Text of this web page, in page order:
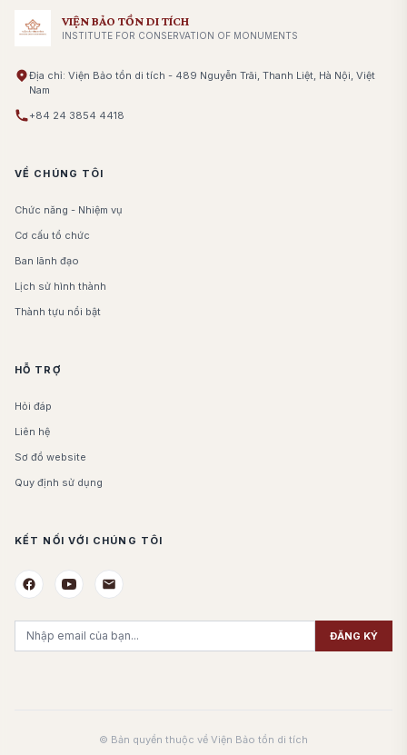
VIỆN BẢO TỒN DI TÍCH
INSTITUTE FOR CONSERVATION OF MONUMENTS
Địa chỉ: Viện Bảo tồn di tích - 489 Nguyễn Trãi, Thanh Liệt, Hà Nội, Việt
Nam
+84 24 3854 4418
VỀ CHÚNG TÔI
Chức năng - Nhiệm vụ
Cơ cấu tổ chức
Ban lãnh đạo
Lịch sử hình thành
Thành tựu nổi bật
HỖ TRỢ
Hỏi đáp
Liên hệ
Sơ đồ website
Quy định sử dụng
KẾT NỐI VỚI CHÚNG TÔI
ĐĂNG KÝ
© Bản quyền thuộc về Viện Bảo tồn di tích